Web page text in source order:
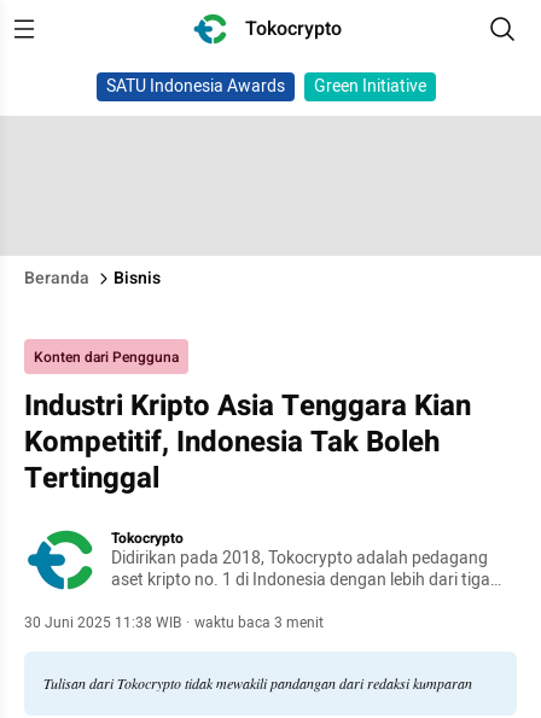
Tokocrypto
SATU Indonesia Awards Green Initiative
Beranda Bisnis
Konten dari Pengguna
Industri Kripto Asia Tenggara Kian
Kompetitif, Indonesia Tak Boleh
Tertinggal
Tokocrypto
Didirikan pada 2018, Tokocrypto adalah pedagang
aset kripto no. 1 di Indonesia dengan lebih dari tiga
mencapai 10 juta dolar AS.
30 Juni 2025 11:38 WIB · waktu baca 3 menit
Tulisan dari Tokocrypto tidak mewakili pandangan dari redaksi kumparan